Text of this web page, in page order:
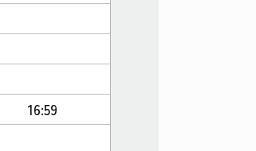
16:59